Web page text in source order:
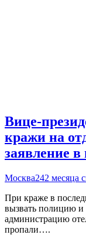
Вице-
кражи на
заявление
Москва242 месяца
При краже в
вызвать полицию и
администрацию
пропали….